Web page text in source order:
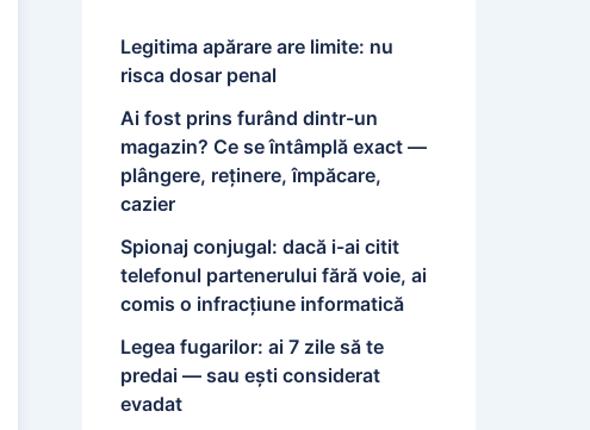
Legitima apărare are limite: nu
risca dosar penal
Ai fost prins furând dintr-un
magazin? Ce se întâmplă exact —
plângere, reținere, împăcare,
cazier
Spionaj conjugal: dacă i-ai citit
telefonul partenerului fără voie, ai
comis o infracțiune informatică
Legea fugarilor: ai 7 zile să te
predai — sau ești considerat
evadat